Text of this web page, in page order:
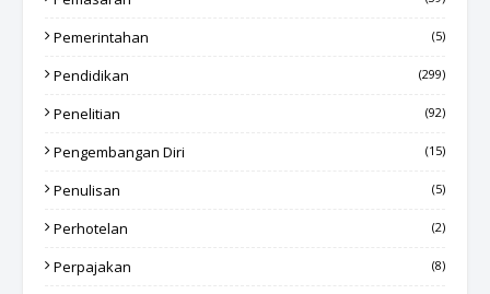
Pemerintahan (5)
Pendidikan (299)
Penelitian (92)
Pengembangan Diri (15)
Penulisan (5)
Perhotelan (2)
Perpajakan (8)